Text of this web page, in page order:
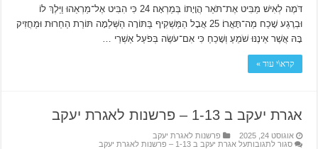
דֹּמֶה לְאִישׁ מַבִּיט אֶת־תֹּאַר הֲוָיָתוֹ בְּמַרְאָה׃ 24 כִּי הִבִּיט אֶל־מַרְאֵהוּ וַיֵּלֶךְ לוֹ
וּבְרֶגַע שָׁכַח מַה־תָּאֳרוֹ׃ 25 אֲבָל הַמַּשְׁקִיף בַּתּוֹרָה הַשְּׁלֵמָה תּוֹרַת הַחֵרוּת וּמַחֲזִיק
בָּהּ אֲשֶׁר אֵינֶנּוּ שֹׁמֵעַ וְשָׁכֵחַ כִּי אִם־עֹשֶׂה בְּפֹעַל אַשְׁרֵי …
קרא\י עוד »
אגרת יעקב ב 1-13 – פרשנות לאגרת יעקב
אוגוסט 24, 2025
פרשנות לאגרת יעקב
סגור לתגובותעל אגרת יעקב ב 1-13 – פרשנות לאגרת יעקב